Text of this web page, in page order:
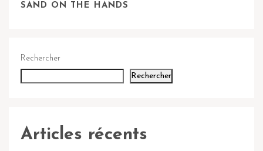
SAND ON THE HANDS
Rechercher
Rechercher
Articles récents